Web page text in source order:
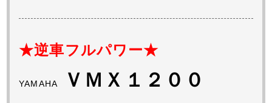
★逆車フルパワー★
YAMAHA ＶＭＸ１２００